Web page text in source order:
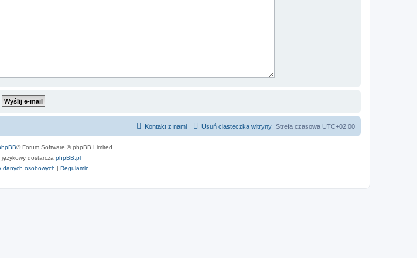
Strefa czasowa UTC+02:00
Usuń ciasteczka witryny
Kontakt z nami
® Forum Software © phpBB Limited
dostarcza phpBB.pl
danych osobowych | Regulamin